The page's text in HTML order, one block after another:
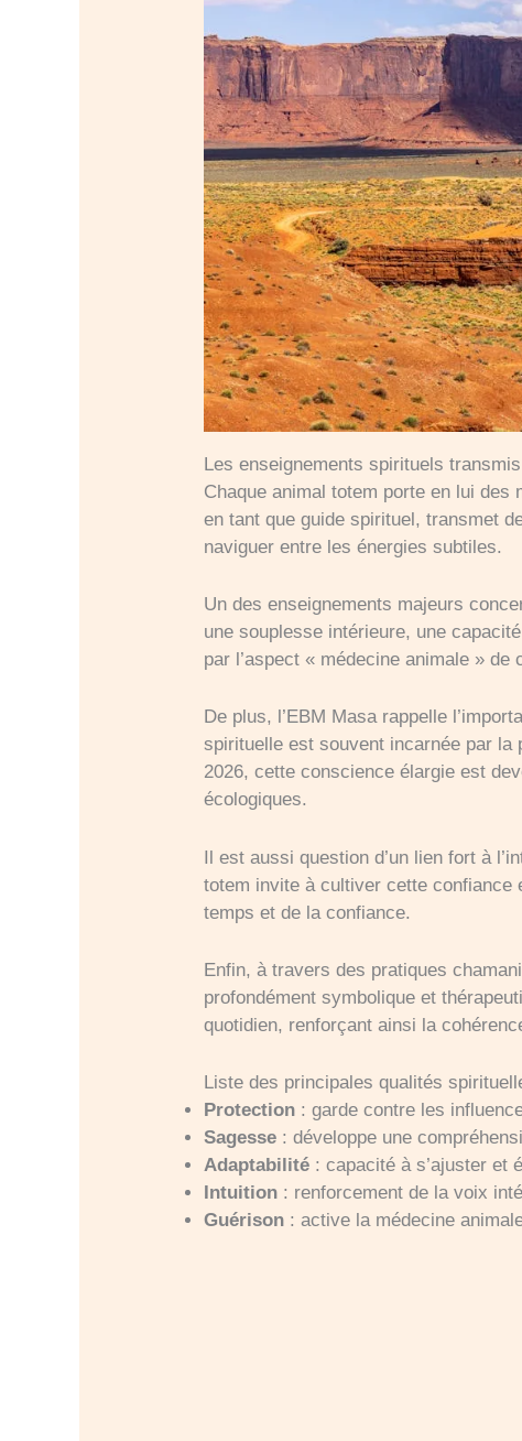
Les enseignements spirituels
Chaque animal totem porte en lui des
en tant que guide spirituel, transmet
naviguer entre les énergies subtiles.
Un des enseignements majeurs
une souplesse intérieure, une
par l’aspect « médecine animale »
De plus, l’EBM Masa rappelle
spirituelle est souvent incarnée par
2026, cette conscience élargie est
écologiques.
Il est aussi question d’un lien fort à
totem invite à cultiver cette confiance
temps et de la confiance.
Enfin, à travers des pratiques
profondément symbolique et
quotidien, renforçant ainsi la
Liste des principales qualités
Protection : garde contre les
Sagesse : développe une
Adaptabilité : capacité à s’ajuster et
Intuition : renforcement de la voix
Guérison : active la médecine